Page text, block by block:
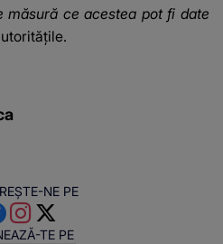
măsură ce acestea pot fi date
NE PE
TE PE